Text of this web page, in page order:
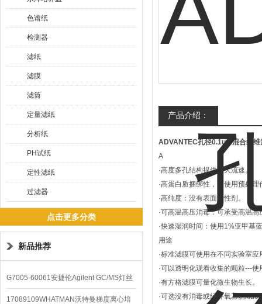
色谱纸
检测器
滤纸
滤膜
滤筒
定量滤纸
分析纸
PH试纸
定性滤纸
过滤器
点击更多分类
新品推荐
G7005-60061安捷伦Agilent GC/MS灯丝
配件
17089109WHATMAN沃特曼梯度离心培
产品介绍：
ADVANTEC孔径0.1um混合纤维
A
·高度多孔结构提供较大流速。
·高蛋白质捆绑性，可使用预处理
·高纯度：没有表面活性剂。
·可高温高压消毒：可承受高温
·快速湿润时间：使用1%亚甲基
用途
·标准滤膜可使用在不同实验室
·可以透明化观看收集的颗粒---
·有方格滤膜可量化微生物生长。
·可选没有消毒或经环氧乙烷xiao